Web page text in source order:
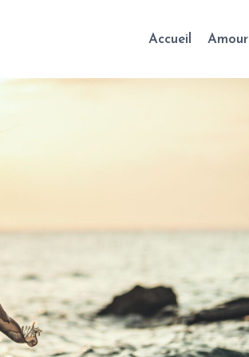
Accueil Amour